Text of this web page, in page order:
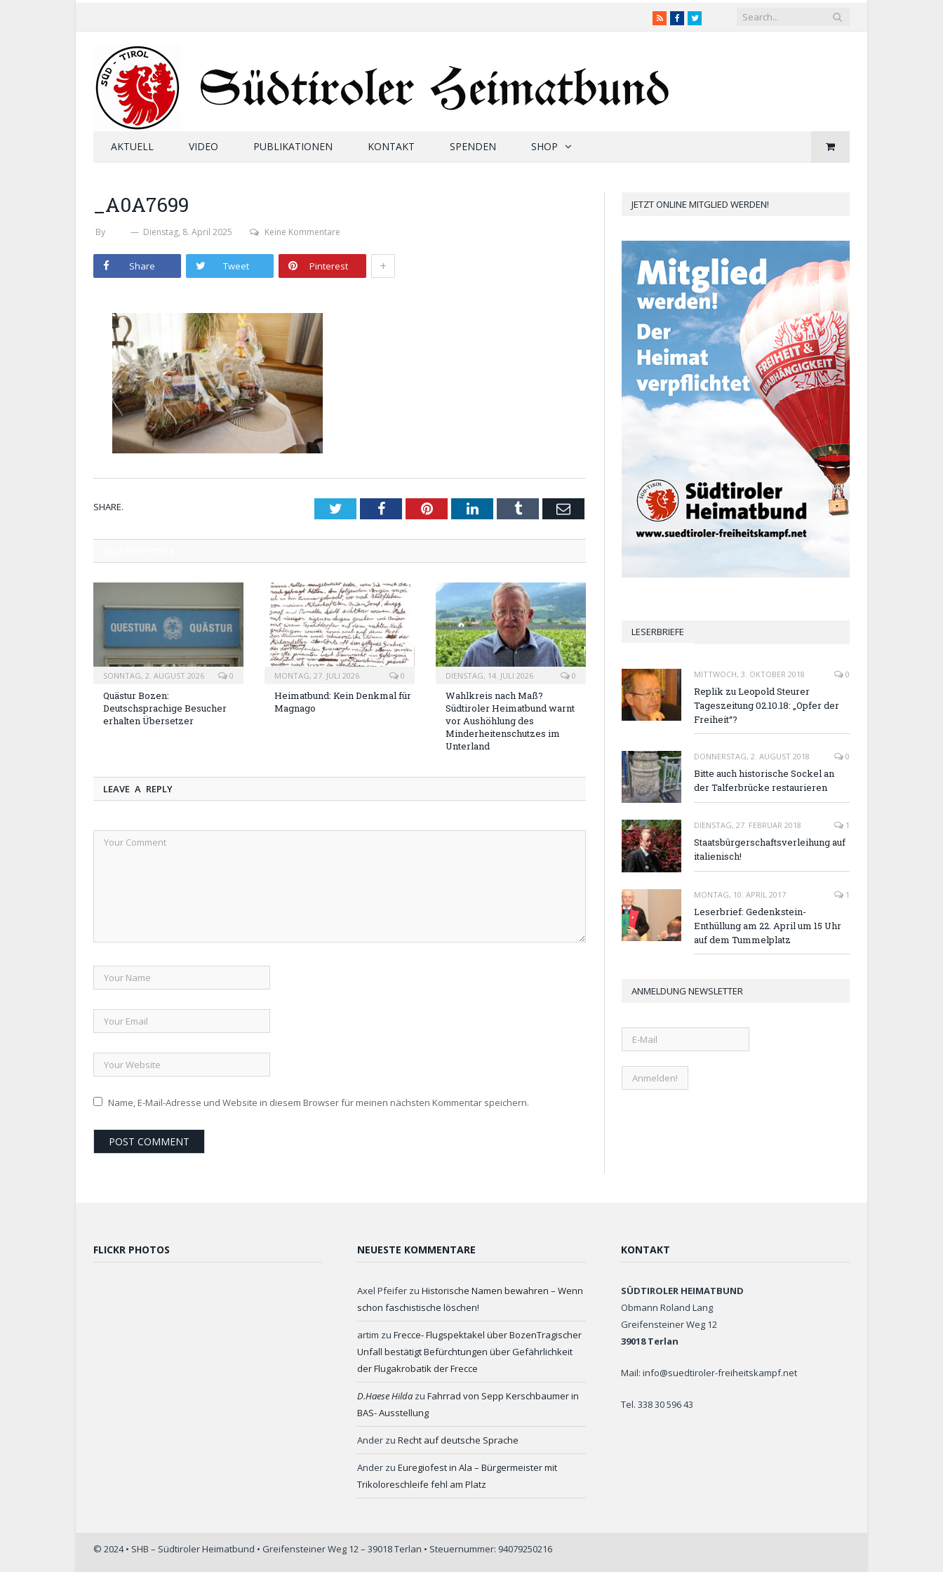
RSSFacebookTwitter
AKTUELL VIDEO PUBLIKATIONEN KONTAKT SPENDEN SHOP
_A0A7699
By Dienstag, 8. April 2025 Keine Kommentare
Share Tweet Pinterest +
SHARE. TwitterFacebookPinterestLinkedInTumblr Email
SONNTAG, 2. AUGUST 2026 0
Quästur Bozen:
Deutschsprachige Besucher
erhalten Übersetzer
MONTAG, 27. JULI 2026 0
Heimatbund: Kein Denkmal für
Magnago
DIENSTAG, 14. JULI 2026 0
Wahlkreis nach Maß?
Südtiroler Heimatbund warnt
vor Aushöhlung des
Minderheitenschutzes im
Unterland
LEAVE A REPLY
Name, E-Mail-Adresse und Website in diesem Browser für meinen nächsten Kommentar speichern.
JETZT ONLINE MITGLIED WERDEN!
LESERBRIEFE
MITTWOCH, 3. OKTOBER 2018 0
Replik zu Leopold Steurer
Tageszeitung 02.10.18: „Opfer der
Freiheit“?
DONNERSTAG, 2. AUGUST 2018 0
Bitte auch historische Sockel an
der Talferbrücke restaurieren
DIENSTAG, 27. FEBRUAR 2018 1
Staatsbürgerschaftsverleihung auf
italienisch!
MONTAG, 10. APRIL 2017 1
Leserbrief: Gedenkstein-
Enthüllung am 22. April um 15 Uhr
auf dem Tummelplatz
ANMELDUNG NEWSLETTER
FLICKR PHOTOS NEUESTE KOMMENTARE
Axel Pfeifer zu Historische Namen bewahren – Wenn
schon faschistische löschen!
artim zu Frecce- Flugspektakel über BozenTragischer
Unfall bestätigt Befürchtungen über Gefährlichkeit
der Flugakrobatik der Frecce
D.Haese Hilda zu Fahrrad von Sepp Kerschbaumer in
BAS- Ausstellung
Ander zu Recht auf deutsche Sprache
Ander zu Euregiofest in Ala – Bürgermeister mit
Trikoloreschleife fehl am Platz
KONTAKT
SÜDTIROLER HEIMATBUND
Obmann Roland Lang
Greifensteiner Weg 12
39018 Terlan
Mail: info@suedtiroler-freiheitskampf.net
Tel. 338 30 596 43
© 2024 • SHB – Südtiroler Heimatbund • Greifensteiner Weg 12 – 39018 Terlan • Steuernummer: 94079250216